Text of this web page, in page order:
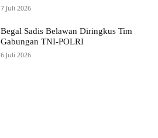
7 Juli 2026
Begal Sadis Belawan Diringkus Tim
Gabungan TNI-POLRI
6 Juli 2026